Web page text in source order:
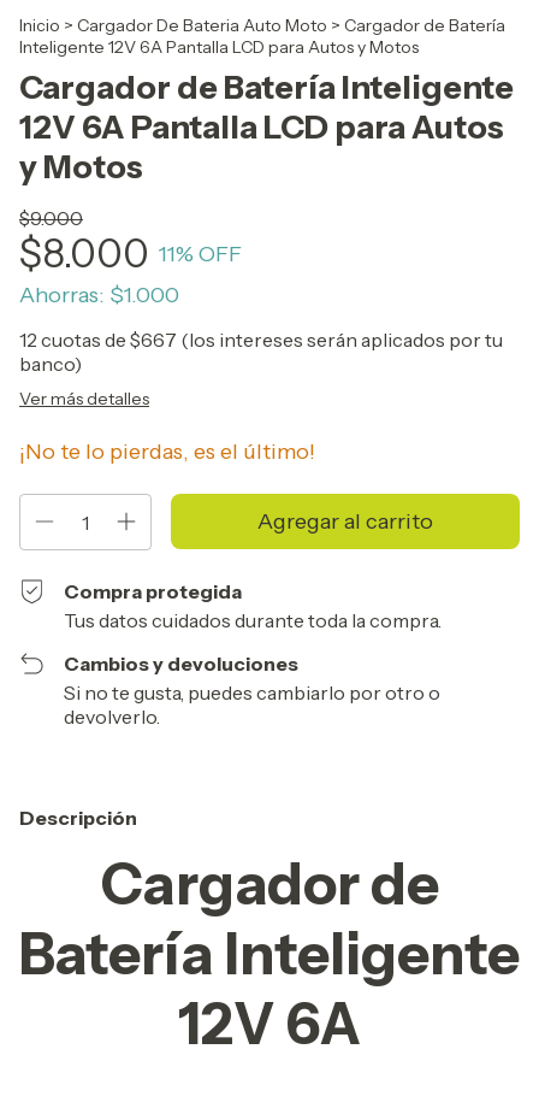
Inicio > Cargador De Bateria Auto Moto > Cargador de Batería
Inteligente 12V 6A Pantalla LCD para Autos y Motos
Cargador de Batería Inteligente
12V 6A Pantalla LCD para Autos
y Motos
$9.000
$8.000 11% OFF
Ahorras: $1.000
12 cuotas de $667 (los intereses serán aplicados por tu
banco)
Ver más detalles
¡No te lo pierdas, es el último!
Compra protegida
Tus datos cuidados durante toda la compra.
Cambios y devoluciones
Si no te gusta, puedes cambiarlo por otro o
devolverlo.
Descripción
Cargador de
Batería Inteligente
12V 6A